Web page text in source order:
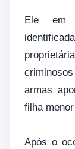
Ele em
armas
filha
Após o